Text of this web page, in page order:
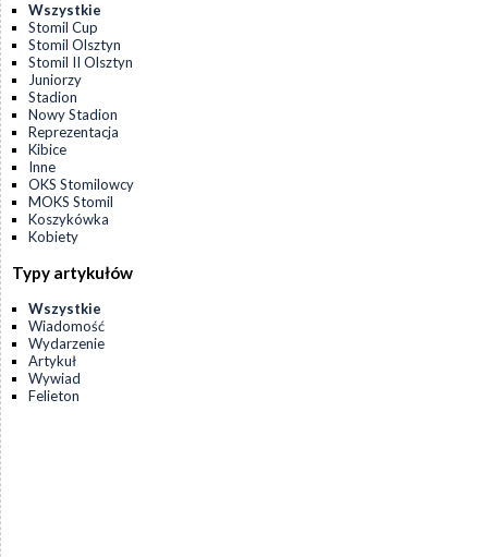
Wszystkie
Stomil Cup
Stomil Olsztyn
Stomil II Olsztyn
Juniorzy
Stadion
Nowy Stadion
Reprezentacja
Kibice
Inne
OKS Stomilowcy
MOKS Stomil
Koszykówka
Kobiety
Typy artykułów
Wszystkie
Wiadomość
Wydarzenie
Artykuł
Wywiad
Felieton